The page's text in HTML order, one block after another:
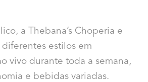
a Thebana’s Choperia e
estilos em
vivo durante toda a semana,
e bebidas variadas.